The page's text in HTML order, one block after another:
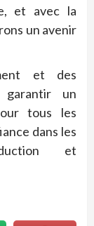
et avec la
un avenir
et des
garantir un
tous les
dans les
et